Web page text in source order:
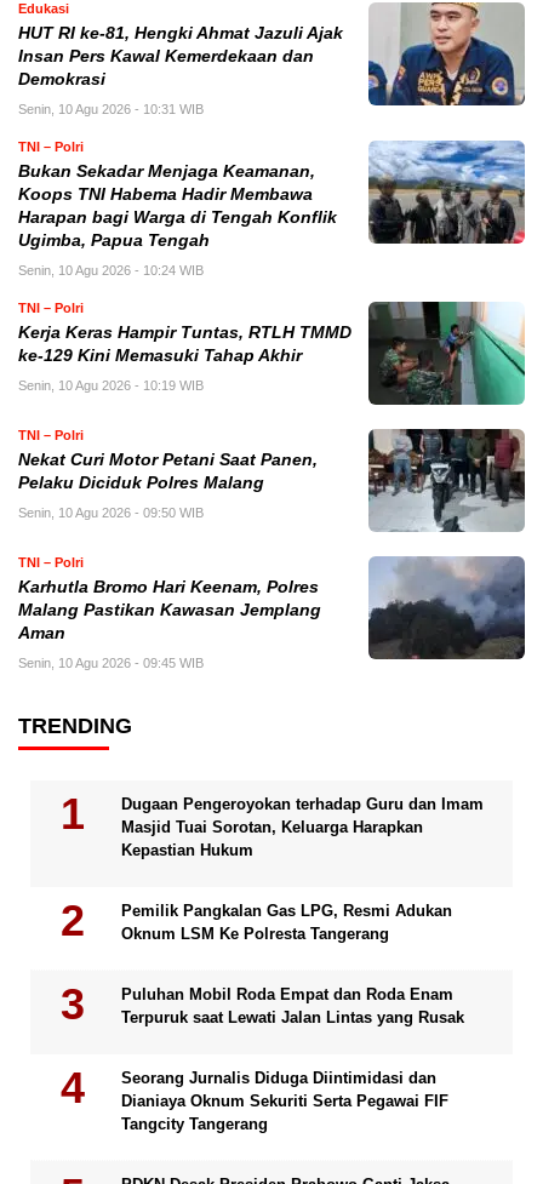
Edukasi
HUT RI ke-81, Hengki Ahmat Jazuli Ajak
Insan Pers Kawal Kemerdekaan dan
Demokrasi
Senin, 10 Agu 2026 - 10:31 WIB
TNI – Polri
Bukan Sekadar Menjaga Keamanan,
Koops TNI Habema Hadir Membawa
Harapan bagi Warga di Tengah Konflik
Ugimba, Papua Tengah
Senin, 10 Agu 2026 - 10:24 WIB
TNI – Polri
Kerja Keras Hampir Tuntas, RTLH TMMD
ke-129 Kini Memasuki Tahap Akhir
Senin, 10 Agu 2026 - 10:19 WIB
TNI – Polri
Nekat Curi Motor Petani Saat Panen,
Pelaku Diciduk Polres Malang
Senin, 10 Agu 2026 - 09:50 WIB
TNI – Polri
Karhutla Bromo Hari Keenam, Polres
Malang Pastikan Kawasan Jemplang
Aman
Senin, 10 Agu 2026 - 09:45 WIB
TRENDING
Dugaan Pengeroyokan terhadap Guru dan Imam
Masjid Tuai Sorotan, Keluarga Harapkan
Kepastian Hukum
Pemilik Pangkalan Gas LPG, Resmi Adukan
Oknum LSM Ke Polresta Tangerang
Puluhan Mobil Roda Empat dan Roda Enam
Terpuruk saat Lewati Jalan Lintas yang Rusak
Seorang Jurnalis Diduga Diintimidasi dan
Dianiaya Oknum Sekuriti Serta Pegawai FIF
Tangcity Tangerang